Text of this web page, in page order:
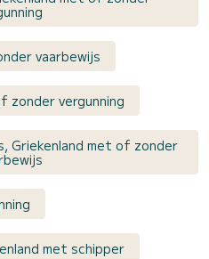
vaarbewijs
zonder vergunning
Griekenland met of zonder
met schipper